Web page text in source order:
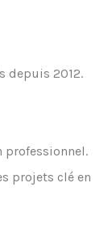
depuis 2012.
professionnel.
projets clé en